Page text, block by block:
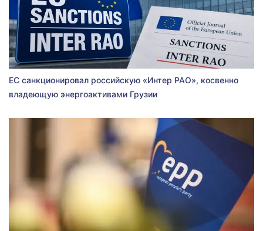
ЕС санкционировал российскую «Интер РАО», косвенно
владеющую энергоактивами Грузии